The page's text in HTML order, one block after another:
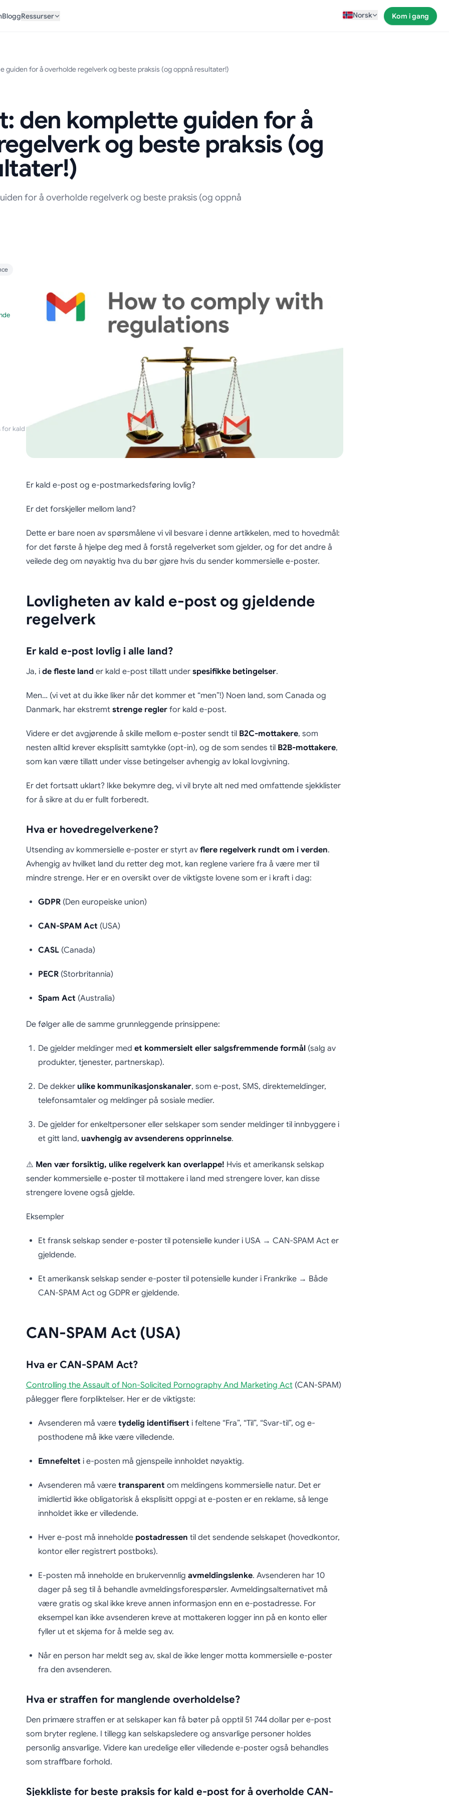
BloggRessurser Norsk Kom i gang
guiden for å overholde regelverk og beste praksis (og oppnå resultater!)
den komplette guiden for å
og beste praksis (og
for å overholde regelverk og beste praksis (og oppnå
for kald
Er kald e-post og e-postmarkedsføring lovlig?
Er det forskjeller mellom land?
Dette er bare noen av spørsmålene vi vil besvare i denne artikkelen, med to hovedmål:
for det første å hjelpe deg med å forstå regelverket som gjelder, og for det andre å
veilede deg om nøyaktig hva du bør gjøre hvis du sender kommersielle e-poster.
Lovligheten av kald e-post og gjeldende
regelverk
Er kald e-post lovlig i alle land?
Ja, i de fleste land er kald e-post tillatt under spesifikke betingelser.
Men… (vi vet at du ikke liker når det kommer et “men”!) Noen land, som Canada og
Danmark, har ekstremt strenge reglerfor kald e-post.
Videre er det avgjørende å skille mellom e-poster sendt til B2C-mottakere, som
nesten alltid krever eksplisitt samtykke (opt-in), og de som sendes til B2B-mottakere,
som kan være tillatt under visse betingelser avhengig av lokal lovgivning.
Er det fortsatt uklart? Ikke bekymre deg, vi vil bryte alt ned med omfattende sjekklister
for å sikre at du er fullt forberedt.
Hva er hovedregelverkene?
Utsending av kommersielle e-poster er styrt av flere regelverk rundt om i verden.
Avhengig av hvilket land du retter deg mot, kan reglene variere fra å være mer til
mindre strenge. Her er en oversikt over de viktigste lovene som er i kraft i dag:
GDPR(Den europeiske union)
CAN-SPAM Act (USA)
CASL(Canada)
PECR(Storbritannia)
Spam Act (Australia)
De følger alle de samme grunnleggende prinsippene:
De gjelder meldinger med et kommersielt eller salgsfremmende formål(salg av
produkter, tjenester, partnerskap).
De dekker ulike kommunikasjonskanaler, som e-post, SMS, direktemeldinger,
telefonsamtaler og meldinger på sosiale medier.
De gjelder for enkeltpersoner eller selskaper som sender meldinger til innbyggere i
et gitt land, uavhengig av avsenderens opprinnelse.
⚠️ Men vær forsiktig, ulike regelverk kan overlappe! Hvis et amerikansk selskap
sender kommersielle e-poster til mottakere i land med strengere lover, kan disse
strengere lovene også gjelde.
Eksempler
Et fransk selskap sender e-poster til potensielle kunder i USA → CAN-SPAM Act er
gjeldende.
Et amerikansk selskap sender e-poster til potensielle kunder i Frankrike → Både
CAN-SPAM Act og GDPR er gjeldende.
CAN-SPAM Act (USA)
Hva er CAN-SPAM Act?
Controlling the Assault of Non-Solicited Pornography And Marketing Act(CAN-SPAM)
pålegger flere forpliktelser. Her er de viktigste:
Avsenderen må være tydelig identifisert i feltene “Fra”, “Til”, “Svar-til”, og e-
posthodene må ikke være villedende.
Emnefeltet i e-posten må gjenspeile innholdet nøyaktig.
Avsenderen må være transparent om meldingens kommersielle natur. Det er
imidlertid ikke obligatorisk å eksplisitt oppgi at e-posten er en reklame, så lenge
innholdet ikke er villedende.
Hver e-post må inneholde postadressen til det sendende selskapet (hovedkontor,
kontor eller registrert postboks).
E-posten må inneholde en brukervennlig avmeldingslenke. Avsenderen har 10
dager på seg til å behandle avmeldingsforespørsler. Avmeldingsalternativet må
være gratis og skal ikke kreve annen informasjon enn en e-postadresse. For
eksempel kan ikke avsenderen kreve at mottakeren logger inn på en konto eller
fyller ut et skjema for å melde seg av.
Når en person har meldt seg av, skal de ikke lenger motta kommersielle e-poster
fra den avsenderen.
Hva er straffen for manglende overholdelse?
Den primære straffen er at selskaper kan få bøter på opptil 51 744 dollar per e-post
som bryter reglene. I tillegg kan selskapsledere og ansvarlige personer holdes
personlig ansvarlige. Videre kan uredelige eller villedende e-poster også behandles
som straffbare forhold.
Sjekkliste for beste praksis for kald e-post for å overholde CAN-